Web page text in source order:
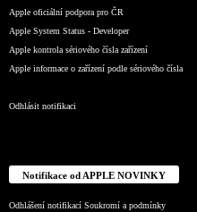
Apple oficiální podpora pro ČR
Apple System Status - Developer
Apple kontrola sériového čísla zařízení
Apple informace o zařízení podle sériového čísla
Odhlásit notifikaci
Notifikace od APPLE NOVINKY
Odhlášení notifikací Soukromí a podmínky